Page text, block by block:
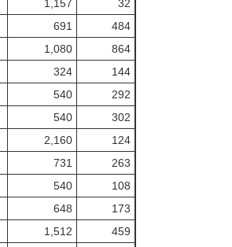
1,157
32
691
484
1,080
864
324
144
540
292
540
302
2,160
124
731
263
540
108
648
173
1,512
459